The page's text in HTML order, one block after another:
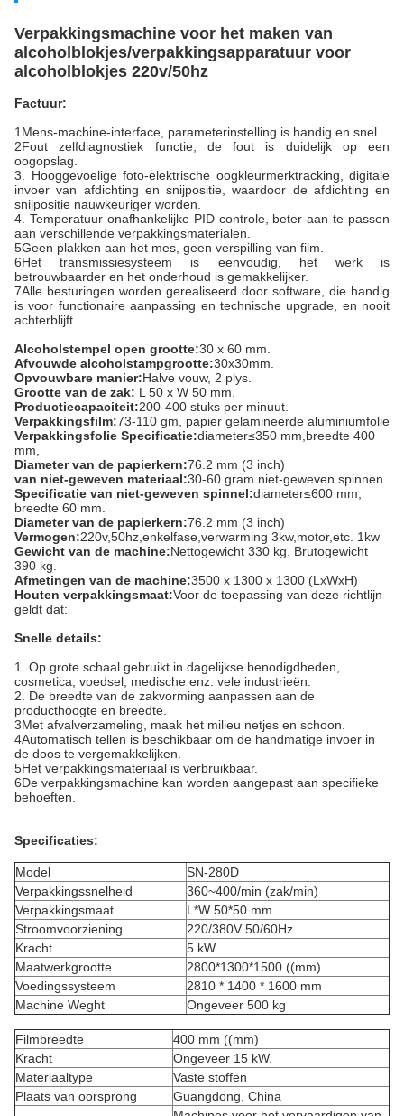
Verpakkingsmachine voor het maken van
alcoholblokjes/verpakkingsapparatuur voor
alcoholblokjes 220v/50hz
Factuur:
1Mens-machine-interface, parameterinstelling is handig en snel.
2Fout zelfdiagnostiek functie, de fout is duidelijk op een
oogopslag.
3. Hooggevoelige foto-elektrische oogkleurmerktracking, digitale
invoer van afdichting en snijpositie, waardoor de afdichting en
snijpositie nauwkeuriger worden.
4. Temperatuur onafhankelijke PID controle, beter aan te passen
aan verschillende verpakkingsmaterialen.
5Geen plakken aan het mes, geen verspilling van film.
6Het transmissiesysteem is eenvoudig, het werk is
betrouwbaarder en het onderhoud is gemakkelijker.
7Alle besturingen worden gerealiseerd door software, die handig
is voor functionaire aanpassing en technische upgrade, en nooit
achterblijft.
Alcoholstempel open grootte:30 x 60 mm.
Afvouwde alcoholstampgrootte:30x30mm.
Opvouwbare manier:Halve vouw, 2 plys.
Grootte van de zak: L 50 x W 50 mm.
Productiecapaciteit:200-400 stuks per minuut.
Verpakkingsfilm:73-110 gm, papier gelamineerde aluminiumfolie
Verpakkingsfolie Specificatie:diameter≤350 mm,breedte 400
mm,
Diameter van de papierkern:76.2 mm (3 inch)
van niet-geweven materiaal:30-60 gram niet-geweven spinnen.
Specificatie van niet-geweven spinnel:diameter≤600 mm,
breedte 60 mm.
Diameter van de papierkern:76.2 mm (3 inch)
Vermogen:220v,50hz,enkelfase,verwarming 3kw,motor,etc. 1kw
Gewicht van de machine:Nettogewicht 330 kg. Brutogewicht
390 kg.
Afmetingen van de machine:3500 x 1300 x 1300 (LxWxH)
Houten verpakkingsmaat:Voor de toepassing van deze richtlijn
geldt dat:
Snelle details:
1. Op grote schaal gebruikt in dagelijkse benodigdheden,
cosmetica, voedsel, medische enz. vele industrieën.
2. De breedte van de zakvorming aanpassen aan de
producthoogte en breedte.
3Met afvalverzameling, maak het milieu netjes en schoon.
4Automatisch tellen is beschikbaar om de handmatige invoer in
de doos te vergemakkelijken.
5Het verpakkingsmateriaal is verbruikbaar.
6De verpakkingsmachine kan worden aangepast aan specifieke
behoeften.
Specificaties:
Model
SN-280D
Verpakkingssnelheid
360~400/min (zak/min)
Verpakkingsmaat
L*W 50*50 mm
Stroomvoorziening
220/380V 50/60Hz
Kracht
5 kW
Maatwerkgrootte
2800*1300*1500 ((mm)
Voedingssysteem
2810 * 1400 * 1600 mm
Machine Weght
Ongeveer 500 kg
Filmbreedte
400 mm ((mm)
Kracht
Ongeveer 15 kW.
Materiaaltype
Vaste stoffen
Plaats van oorsprong
Guangdong, China